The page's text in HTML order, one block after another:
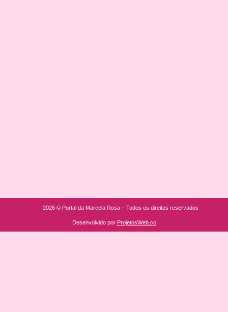
2026 © Portal da Marcela Rosa – Todos os direitos reservados
Desenvolvido por ProjetosWeb.co